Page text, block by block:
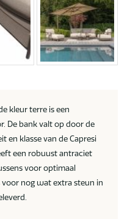
kleur terre is een
De bank valt op door de
en klasse van de Capresi
een robuust antraciet
voor optimaal
nog wat extra steun in